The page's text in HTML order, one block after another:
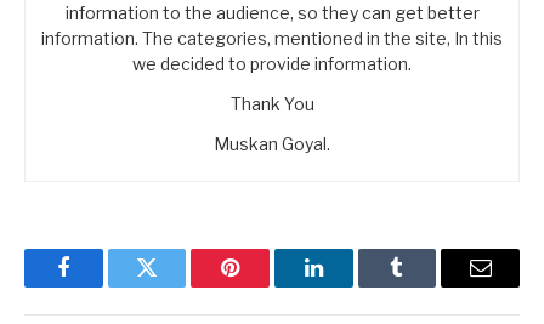
information to the audience, so they can get better
information. The categories, mentioned in the site, In this
we decided to provide information.
Thank You
Muskan Goyal.
FacebookTwitter Pinterest LinkedInTumblr Email